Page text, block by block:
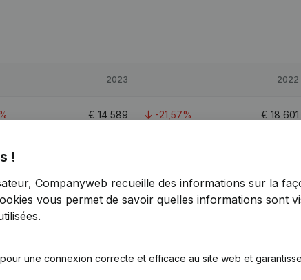
2023 2022
€ 14 589 -21,57% € 18 601
€20 758 -6,54% € 22 210
!
Companyweb recueille des informations sur la
vous permet de savoir quelles informations sont
une connexion correcte et efficace au site web et